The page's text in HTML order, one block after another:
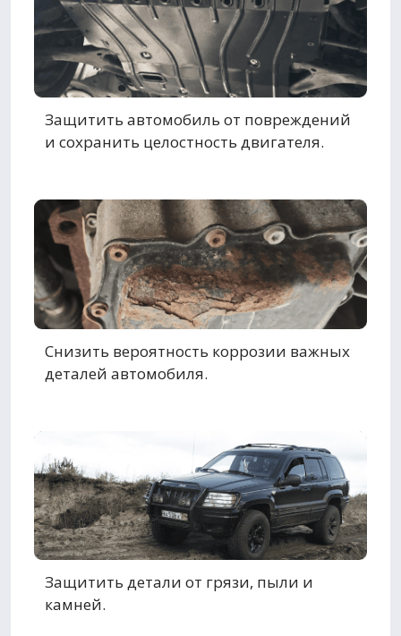
Защитить автомобиль от повреждений
и сохранить целостность двигателя.
Снизить вероятность коррозии важных
деталей автомобиля.
Защитить детали от грязи, пыли и
камней.